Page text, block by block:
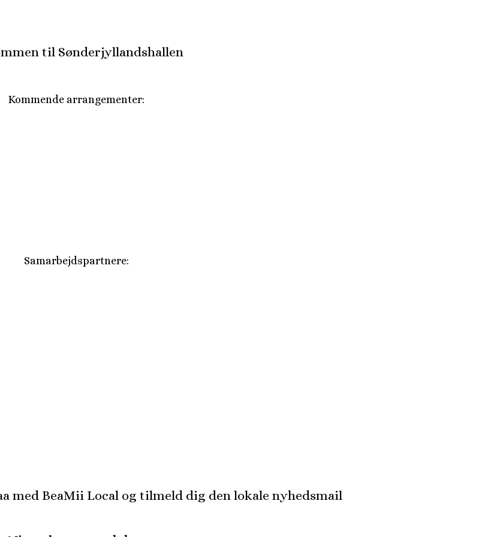
til Sønderjyllandshallen
Kommende arrangementer:
Samarbejdspartnere:
med BeaMii Local og tilmeld dig den lokale nyhedsmail